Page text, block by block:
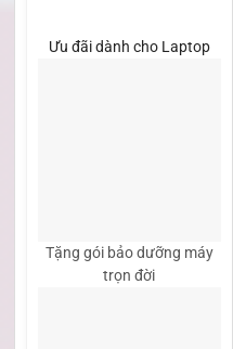
Ưu đãi dành cho Laptop
Tặng gói bảo dưỡng máy
trọn đời